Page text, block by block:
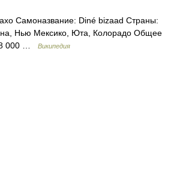
Самоназвание: Diné bizaad Страны:
Нью Мексико, Юта, Колорадо Общее
000 …
Википедия